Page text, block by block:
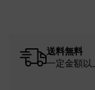
送料無料
一定金額